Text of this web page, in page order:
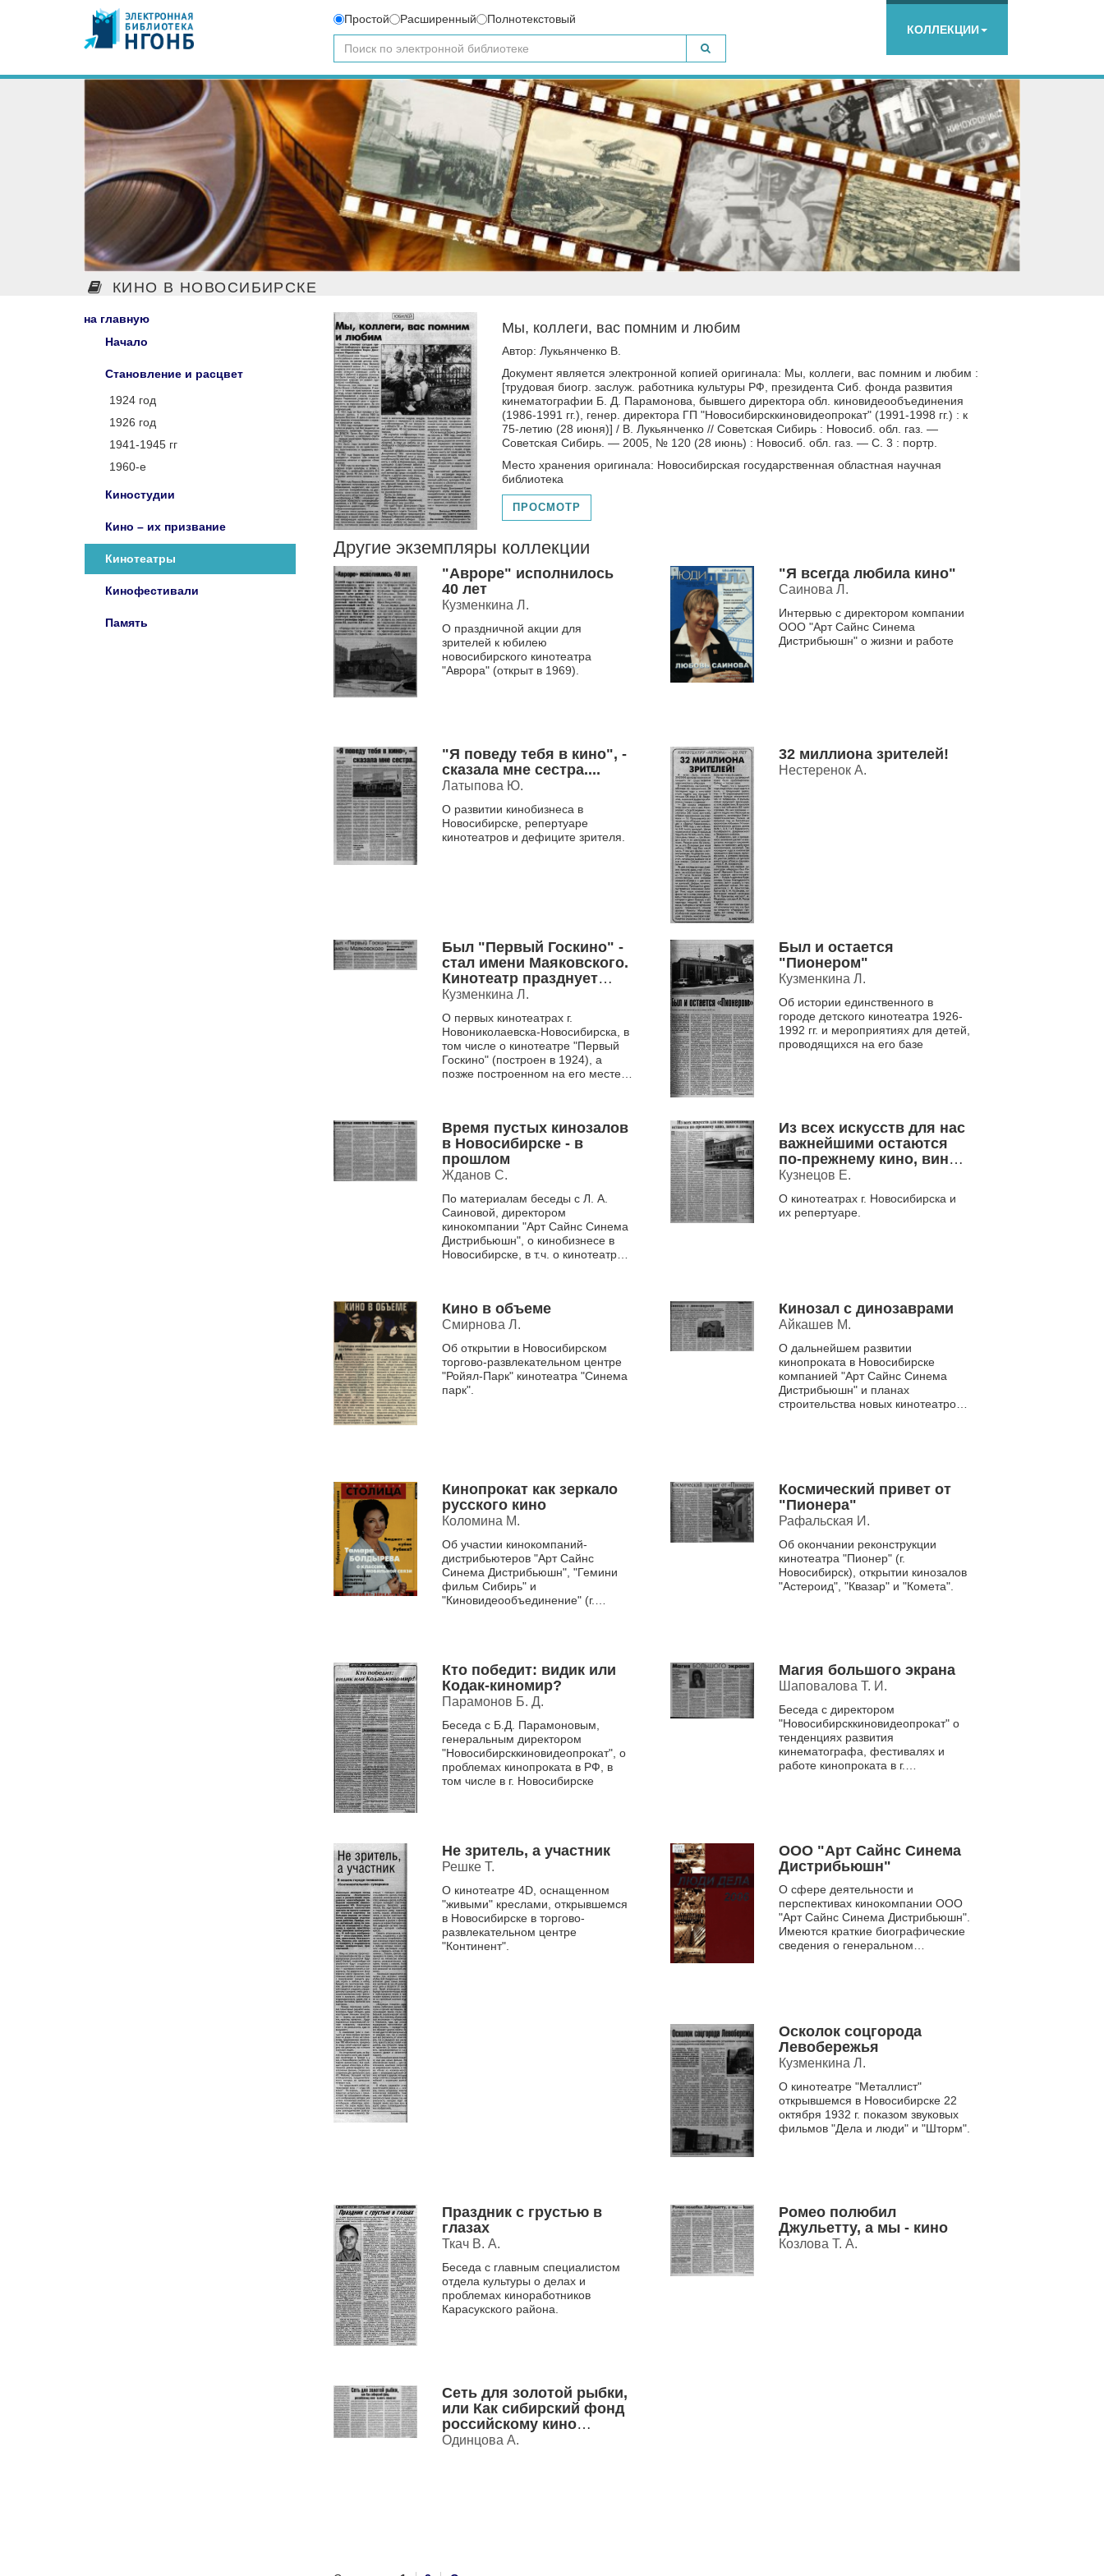
Простой Расширенный
Полнотекстовый
КОЛЛЕКЦИИ
КИНО В НОВОСИБИРСКЕ
на главную
Начало
Становление и расцвет
1924 год
1926 год
1941-1945 гг
1960-е
Киностудии
Кино – их призвание
Кинотеатры
Кинофестивали
Память
Мы, коллеги, вас помним и любим
Автор: Лукьянченко В.
Документ является электронной копией оригинала: Мы, коллеги, вас помним и любим :
[трудовая биогр. заслуж. работника культуры РФ, президента Сиб. фонда развития
кинематографии Б. Д. Парамонова, бывшего директора обл. киновидеообъединения
(1986-1991 гг.), генер. директора ГП "Новосибирсккиновидеопрокат" (1991-1998 гг.) : к
75-летию (28 июня)] / В. Лукьянченко // Советская Сибирь : Новосиб. обл. газ. —
Советская Сибирь. — 2005, № 120 (28 июнь) : Новосиб. обл. газ. — С. 3 : портр.
Место хранения оригинала: Новосибирская государственная областная научная
библиотека
ПРОСМОТР
Другие экземпляры коллекции
"Авроре" исполнилось
40 лет
Кузменкина Л.
О праздничной акции для
зрителей к юбилею
новосибирского кинотеатра
"Аврора" (открыт в 1969).
"Я всегда любила кино"
Саинова Л.
Интервью с директором компании
ООО "Арт Сайнс Синема
Дистрибьюшн" о жизни и работе
"Я поведу тебя в кино", -
сказала мне сестра....
Латыпова Ю.
О развитии кинобизнеса в
Новосибирске, репертуаре
кинотеатров и дефиците зрителя.
32 миллиона зрителей!
Нестеренок А.
Был "Первый Госкино" -
стал имени Маяковского.
Кинотеатр празднует
двойной юбилей
Кузменкина Л.
О первых кинотеатрах г.
Новониколаевска-Новосибирска, в
том числе о кинотеатре "Первый
Госкино" (построен в 1924), а
позже построенном на его месте
Был и остается
"Пионером"
Кузменкина Л.
Об истории единственного в
городе детского кинотеатра 1926-
1992 гг. и мероприятиях для детей,
проводящихся на его базе
Время пустых кинозалов
в Новосибирске - в
прошлом
Жданов С.
По материалам беседы с Л. А.
Саиновой, директором
кинокомпании "Арт Сайнс Синема
Дистрибьюшн", о кинобизнесе в
Новосибирске, в т.ч. о кинотеатре
Из всех искусств для нас
важнейшими остаются
по-прежнему кино, вино
и домино
Кузнецов Е.
О кинотеатрах г. Новосибирска и
их репертуаре.
Кино в объеме
Смирнова Л.
Об открытии в Новосибирском
торгово-развлекательном центре
"Ройял-Парк" кинотеатра "Синема
парк".
Кинозал с динозаврами
Айкашев М.
О дальнейшем развитии
кинопроката в Новосибирске
компанией "Арт Сайнс Синема
Дистрибьюшн" и планах
строительства новых кинотеатров
Кинопрокат как зеркало
русского кино
Коломина М.
Об участии кинокомпаний-
дистрибьютеров "Арт Сайнс
Синема Дистрибьюшн", "Гемини
фильм Сибирь" и
"Киновидеообъединение" (г.
Космический привет от
"Пионера"
Рафальская И.
Об окончании реконструкции
кинотеатра "Пионер" (г.
Новосибирск), открытии кинозалов
"Астероид", "Квазар" и "Комета".
Кто победит: видик или
Кодак-киномир?
Парамонов Б. Д.
Беседа с Б.Д. Парамоновым,
генеральным директором
"Новосибирсккиновидеопрокат", о
проблемах кинопроката в РФ, в
том числе в г. Новосибирске
Магия большого экрана
Шаповалова Т. И.
Беседа с директором
"Новосибирсккиновидеопрокат" о
тенденциях развития
кинематографа, фестивалях и
работе кинопроката в г.
Не зритель, а участник
Решке Т.
О кинотеатре 4D, оснащенном
"живыми" креслами, открывшемся
в Новосибирске в торгово-
развлекательном центре
"Континент".
ООО "Арт Сайнс Синема
Дистрибьюшн"
О сфере деятельности и
перспективах кинокомпании ООО
"Арт Сайнс Синема Дистрибьюшн".
Имеются краткие биографические
сведения о генеральном
Осколок соцгорода
Левобережья
Кузменкина Л.
О кинотеатре "Металлист"
открывшемся в Новосибирске 22
октября 1932 г. показом звуковых
фильмов "Дела и люди" и "Шторм".
Праздник с грустью в
глазах
Ткач В. А.
Беседа с главным специалистом
отдела культуры о делах и
проблемах киноработников
Карасукского района.
Ромео полюбил
Джульетту, а мы - кино
Козлова Т. А.
Сеть для золотой рыбки,
или Как сибирский фонд
российскому кино
выжить помогает
Одинцова А.